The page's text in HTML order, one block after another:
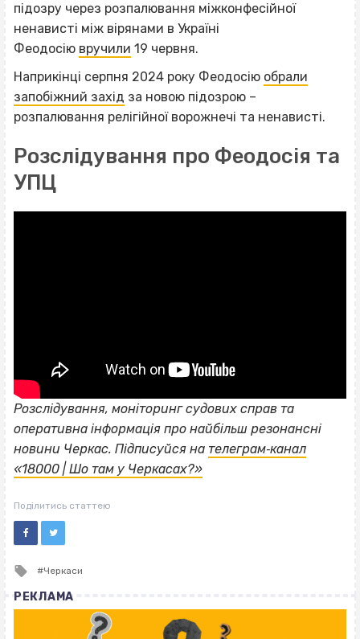
підозру через розпалювання міжконфесійної
ненависті між вірянами в Україні
Феодосію вручили 19 червня.
Наприкінці серпня 2024 року Феодосію обрали
запобіжний захід за новою підозрою –
розпалювання релігійної ворожнечі та ненависті.
Розслідування про Феодосія та
УПЦ
Розслідування, моніторинг судових справ та
оперативна інформація про найбільш резонансні
новини Черкас. Підписуйся на телеграм‐канал
«18000 | Шо там у Черкасах?»
Поділитись статтею
Tagged
Черкаси
РЕКЛАМА